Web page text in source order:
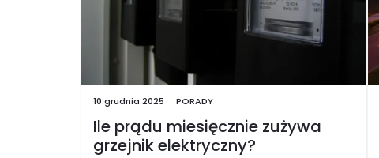
10 grudnia 2025 PORADY
Ile prądu miesięcznie zużywa
grzejnik elektryczny?